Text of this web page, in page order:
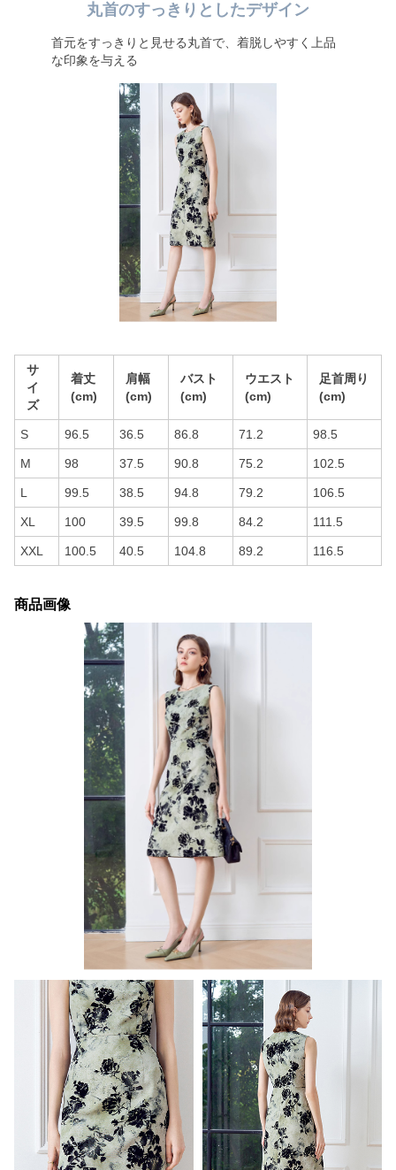
丸首のすっきりとしたデザイン
首元をすっきりと見せる丸首で、着脱しやすく上品
な印象を与える
サ
イ
ズ
着丈
(cm)
肩幅
(cm)
バスト
(cm)
ウエスト
(cm)
足首周り
(cm)
S 96.5 36.5 86.8 71.2 98.5
M 98 37.5 90.8 75.2 102.5
L 99.5 38.5 94.8 79.2 106.5
XL 100 39.5 99.8 84.2 111.5
XXL 100.5 40.5 104.8 89.2 116.5
商品画像